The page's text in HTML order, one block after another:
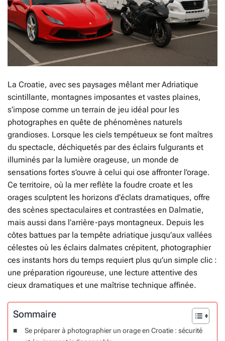
La Croatie, avec ses paysages mêlant mer Adriatique
scintillante, montagnes imposantes et vastes plaines,
s’impose comme un terrain de jeu idéal pour les
photographes en quête de phénomènes naturels
grandioses. Lorsque les ciels tempétueux se font maîtres
du spectacle, déchiquetés par des éclairs fulgurants et
illuminés par la lumière orageuse, un monde de
sensations fortes s’ouvre à celui qui ose affronter l’orage.
Ce territoire, où la mer reflète la foudre croate et les
orages sculptent les horizons d’éclats dramatiques, offre
des scènes spectaculaires et contrastées en Dalmatie,
mais aussi dans l’arrière-pays montagneux. Depuis les
côtes battues par la tempête adriatique jusqu’aux vallées
célestes où les éclairs dalmates crépitent, photographier
ces instants hors du temps requiert plus qu’un simple clic :
une préparation rigoureuse, une lecture attentive des
cieux dramatiques et une maîtrise technique affinée.
Sommaire
Se préparer à photographier un orage en Croatie : sécurité